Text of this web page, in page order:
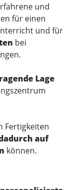
und
für einen
und für
bei
Lage
Fertigkeiten
auf
können.